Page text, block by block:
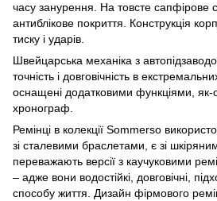
часу занурення. На товсте сапфірове
антиблікове покриття. Конструкція
тиску і ударів.
Швейцарська механіка з
точність і довговічність в
оснащені додатковими функціями, як-
хронограф.
Ремінці в колекції Sommerso
зі сталевими браслетами, є зі
переважають версії з каучуковими
– адже вони водостійкі, довговічні,
способу життя. Дизайн фірмового